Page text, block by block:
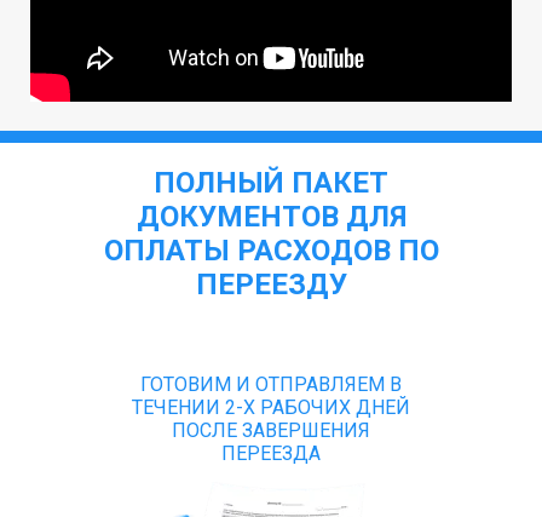
ПОЛНЫЙ ПАКЕТ
ДОКУМЕНТОВ ДЛЯ
ОПЛАТЫ РАСХОДОВ ПО
ПЕРЕЕЗДУ
ГОТОВИМ И ОТПРАВЛЯЕМ В
ТЕЧЕНИИ 2-Х РАБОЧИХ ДНЕЙ
ПОСЛЕ ЗАВЕРШЕНИЯ
ПЕРЕЕЗДА